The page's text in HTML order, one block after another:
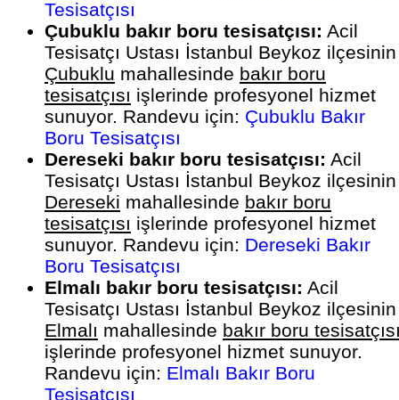
Tesisatçısı
Çubuklu bakır boru tesisatçısı: Acil
Tesisatçı Ustası İstanbul Beykoz ilçesinin
Çubuklu mahallesinde bakır boru
tesisatçısı işlerinde profesyonel hizmet
sunuyor. Randevu için: Çubuklu Bakır
Boru Tesisatçısı
Dereseki bakır boru tesisatçısı: Acil
Tesisatçı Ustası İstanbul Beykoz ilçesinin
Dereseki mahallesinde bakır boru
tesisatçısı işlerinde profesyonel hizmet
sunuyor. Randevu için: Dereseki Bakır
Boru Tesisatçısı
Elmalı bakır boru tesisatçısı: Acil
Tesisatçı Ustası İstanbul Beykoz ilçesinin
Elmalı mahallesinde bakır boru
işlerinde profesyonel hizmet sunuyor.
Randevu için: Elmalı Bakır Boru
Tesisatçısı